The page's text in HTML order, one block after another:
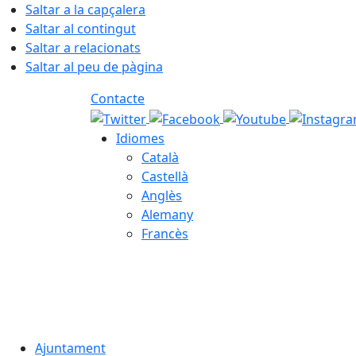
Saltar a la capçalera
Saltar al contingut
Saltar a relacionats
Saltar al peu de pàgina
Contacte
Idiomes
Català
Castellà
Anglès
Alemany
Francès
Ajuntament